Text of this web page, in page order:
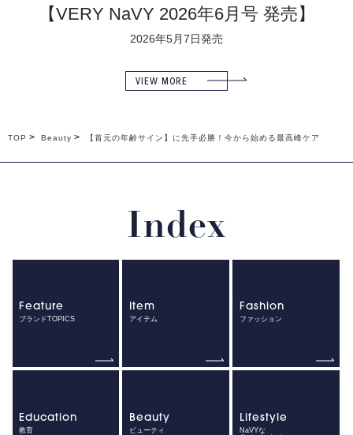
【VERY NaVY 2026年6月号 発売】
2026年5月7日発売
VIEW MORE
TOP Beauty 【首元の年齢サイン】に先手必勝！今から始める最高峰ケア
Index
Feature
ブランドTOPICS
Item
アイテム
Fashion
ファッション
Education
教育
Beauty
ビューティ
Lifestyle
NaVYな